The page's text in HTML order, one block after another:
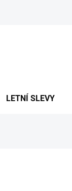
LETNÍ SLEVY